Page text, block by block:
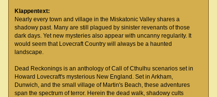
Klappentext:
Nearly every town and village in the Miskatonic Valley shares a
shadowy past. Many are still plagued by sinister revenants of those
dark days. Yet new mysteries also appear with uncanny regularity. It
would seem that Lovecraft Country will always be a haunted
landscape.
Dead Reckonings is an anthology of Call of Cthulhu scenarios set in
Howard Lovecraft's mysterious New England. Set in Arkham,
Dunwich, and the small village of Martin's Beach, these adventures
span the spectrum of terror. Herein the dead walk, shadowy cults